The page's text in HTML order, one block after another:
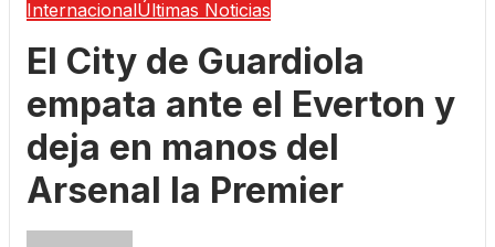
InternacionalÚltimas Noticias
El City de Guardiola
empata ante el Everton y
deja en manos del
Arsenal la Premier